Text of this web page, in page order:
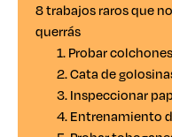
8 trabajos raros que
querrás
1. Probar
2. Cata de
3. Inspeccionar
4. Entrenamiento